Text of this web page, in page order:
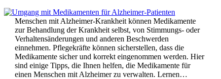
Menschen mit Alzheimer-Krankheit können Medikamente
zur Behandlung der Krankheit selbst, von Stimmungs- oder
Verhaltensänderungen und anderen Beschwerden
einnehmen. Pflegekräfte können sicherstellen, dass die
Medikamente sicher und korrekt eingenommen werden. Hier
sind einige Tipps, die Ihnen helfen, die Medikamente für
einen Menschen mit Alzheimer zu verwalten. Lernen…